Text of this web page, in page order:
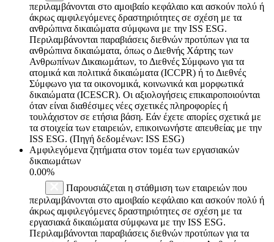
περιλαμβάνονται στο αμοιβαίο κεφάλαιο και ασκούν πολύ ή
άκρως αμφιλεγόμενες δραστηριότητες σε σχέση με τα
ανθρώπινα δικαιώματα σύμφωνα με την ISS ESG.
Περιλαμβάνονται παραβιάσεις διεθνών προτύπων για τα
ανθρώπινα δικαιώματα, όπως ο Διεθνής Χάρτης των
Ανθρωπίνων Δικαιωμάτων, το Διεθνές Σύμφωνο για τα
ατομικά και πολιτικά δικαιώματα (ICCPR) ή το Διεθνές
Σύμφωνο για τα οικονομικά, κοινωνικά και μορφωτικά
δικαιώματα (ICESCR). Οι αξιολογήσεις επικαιροποιούνται
όταν είναι διαθέσιμες νέες σχετικές πληροφορίες ή
τουλάχιστον σε ετήσια βάση. Εάν έχετε απορίες σχετικά με
τα στοιχεία των εταιρειών, επικοινωνήστε απευθείας με την
ISS ESG. (Πηγή δεδομένων: ISS ESG)
Αμφιλεγόμενα ζητήματα στον τομέα των εργασιακών
δικαιωμάτων
0.00%
Παρουσιάζεται η στάθμιση των εταιρειών που
περιλαμβάνονται στο αμοιβαίο κεφάλαιο και ασκούν πολύ ή
άκρως αμφιλεγόμενες δραστηριότητες σε σχέση με τα
εργασιακά δικαιώματα σύμφωνα με την ISS ESG.
Περιλαμβάνονται παραβιάσεις διεθνών προτύπων για τα